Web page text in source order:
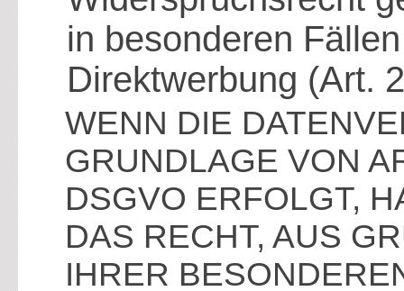
in besonderen
Direktwerbung (Art.
WENN DIE
GRUNDLAGE VON
DSGVO ERFOLGT,
DAS RECHT, AUS
IHRER